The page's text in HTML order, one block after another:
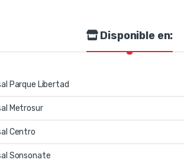
Disponible en:
Parque Libertad
Metrosur
Centro
Sonsonate